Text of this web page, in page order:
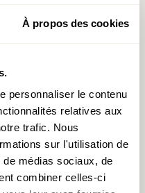
À propos des cookies
personnaliser le contenu
relatives aux
trafic. Nous
sur l'utilisation de
médias sociaux, de
combiner celles-ci
tant que tels, avec
du capital
induits en matière
Ces derniers
inclus dans le
spécial. En outre, il
revoir le taux de
(le taux actuel est de